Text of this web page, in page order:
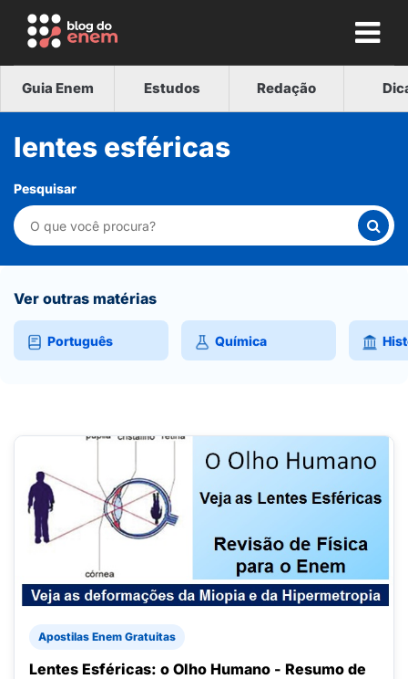
Guia Enem Estudos Redação
lentes esféricas
Pesquisar
Ver outras matérias
Português Química
Apostilas Enem Gratuitas
Lentes Esféricas: o Olho Humano - Resumo de